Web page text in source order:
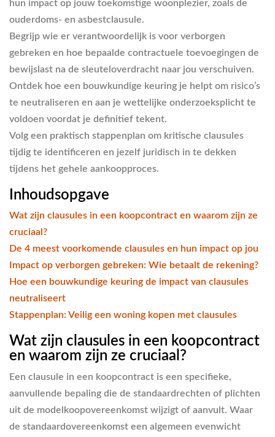
hun impact op jouw toekomstige woonplezier, zoals de
ouderdoms- en asbestclausule.
Begrijp wie er verantwoordelijk is voor verborgen
gebreken en hoe bepaalde contractuele toevoegingen de
bewijslast na de sleuteloverdracht naar jou verschuiven.
Ontdek hoe een bouwkundige keuring je helpt om risico’s
te neutraliseren en aan je wettelijke onderzoeksplicht te
voldoen voordat je definitief tekent.
Volg een praktisch stappenplan om kritische clausules
tijdig te identificeren en jezelf juridisch in te dekken
tijdens het gehele aankoopproces.
Inhoudsopgave
Wat zijn clausules in een koopcontract en waarom zijn ze
cruciaal?
De 4 meest voorkomende clausules en hun impact op jou
Impact op verborgen gebreken: Wie betaalt de rekening?
Hoe een bouwkundige keuring de impact van clausules
neutraliseert
Stappenplan: Veilig een woning kopen met clausules
Wat zijn clausules in een koopcontract
en waarom zijn ze cruciaal?
Een clausule in een koopcontract is een specifieke,
aanvullende bepaling die de standaardrechten of plichten
uit de modelkoopovereenkomst wijzigt of aanvult. Waar
de standaardovereenkomst een algemeen evenwicht